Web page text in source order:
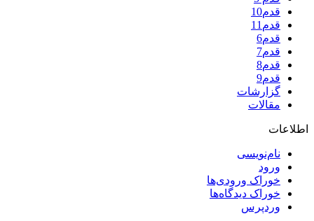
قدم10
قدم11
قدم6
قدم7
قدم8
قدم9
گزارشات
مقالات
اطلاعات
نام‌نویسی
ورود
خوراک ورودی‌ها
خوراک دیدگاه‌ها
وردپرس